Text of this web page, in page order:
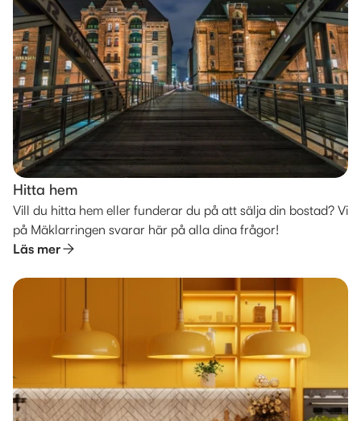
Hitta hem
Vill du hitta hem eller funderar du på att sälja din bostad? Vi
på Mäklarringen svarar här på alla dina frågor!
Läs mer